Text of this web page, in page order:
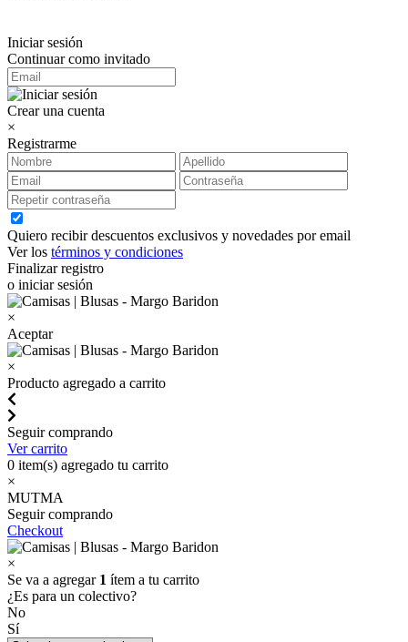
Iniciar sesión
Continuar como invitado
Crear una cuenta
×
Registrarme
Quiero recibir descuentos exclusivos y novedades por email
Ver los términos y condiciones
Finalizar registro
o iniciar sesión
×
Aceptar
×
Producto agregado a carrito
Seguir comprando
Ver carrito
0 item(s) agregado tu carrito
×
MUTMA
Seguir comprando
Checkout
×
Se va a agregar 1 ítem a tu carrito
¿Es para un colectivo?
No
Sí